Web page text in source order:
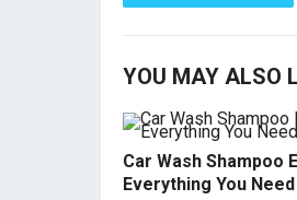
YOU MAY ALSO
Car Wash Shampoo
Everything You